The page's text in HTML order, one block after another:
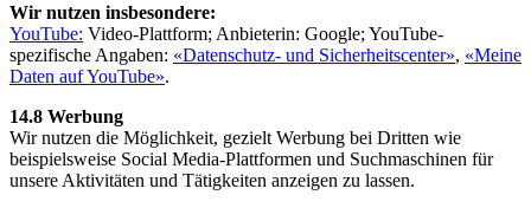
Wir nutzen insbesondere:
YouTube: Video-Plattform; Anbieterin: Google; YouTube-
spezifische Angaben: «Datenschutz- und Sicherheitscenter», «Meine
Daten auf YouTube».
14.8 Werbung
Wir nutzen die Möglichkeit, gezielt Werbung bei Dritten wie
beispielsweise Social Media-Plattformen und Suchmaschinen für
unsere Aktivitäten und Tätigkeiten anzeigen zu lassen.